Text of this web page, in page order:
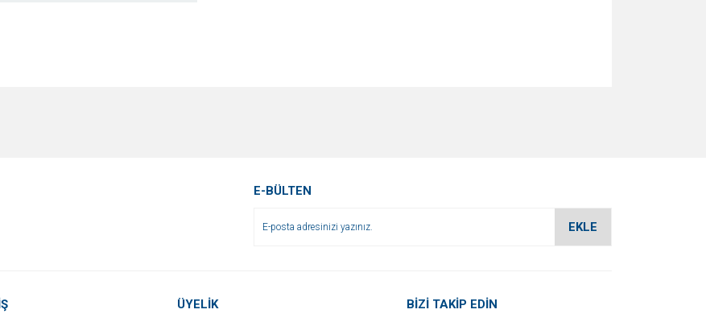
E-BÜLTEN
EKLE
ÜYELİK BİZİ TAKİP EDİN